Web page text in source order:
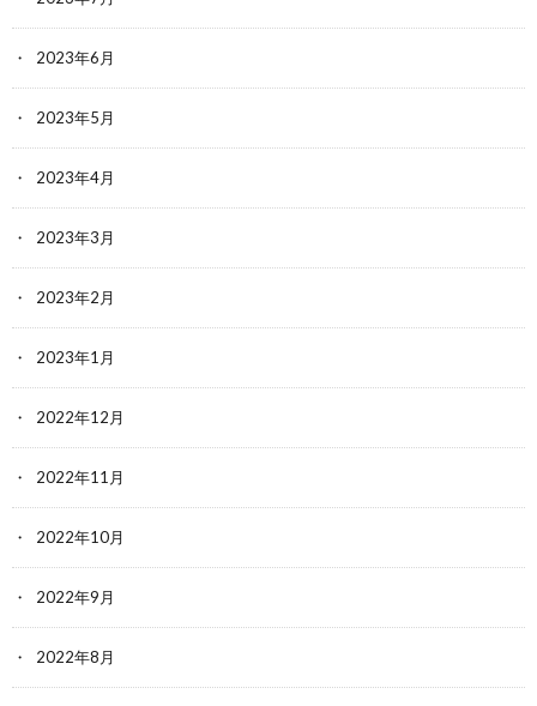
2023年6月
2023年5月
2023年4月
2023年3月
2023年2月
2023年1月
2022年12月
2022年11月
2022年10月
2022年9月
2022年8月